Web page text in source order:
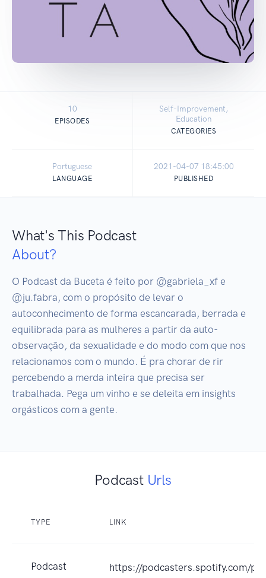
10
EPISODES
Self-Improvement,
Education
CATEGORIES
Portuguese
LANGUAGE
2021-04-07 18:45:00
PUBLISHED
What's This Podcast
About?
O Podcast da Buceta é feito por @gabriela_xf e
@ju.fabra, com o propósito de levar o
autoconhecimento de forma escancarada, berrada e
equilibrada para as mulheres a partir da auto-
observação, da sexualidade e do modo com que nos
relacionamos com o mundo. É pra chorar de rir
percebendo a merda inteira que precisa ser
trabalhada. Pega um vinho e se deleita em insights
orgásticos com a gente.
Podcast Urls
TYPE LINK
Podcast https://podcasters.spotify.com/